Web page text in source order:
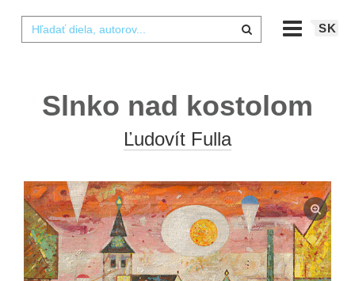
SK
Slnko nad kostolom
Ľudovít Fulla